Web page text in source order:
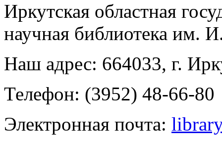
Иркутская областная
научная библиотека им.
Наш адрес: 664033, г.
Телефон: (3952) 48-66-80
Электронная почта: